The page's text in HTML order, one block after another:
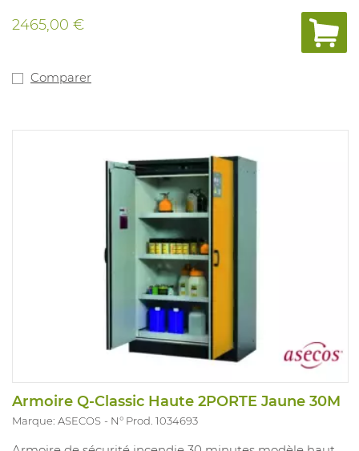
de l'armoire (ventilateur en option). L'armoire résiste au
feu pendant 90 minutes. Intérieur : 2 étagères en acier
inoxydable d'une capacité de charge de 150kg, capacité
de collecte de 22 L. Dimensions : 596x 616 x 1298. Poids :
2465,00 €
Comparer
Armoire Q-Classic Haute 2PORTE Jaune 30M
Marque: ASECOS N° Prod. 1034693